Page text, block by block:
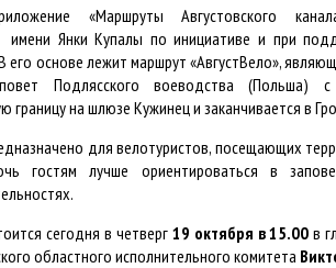
«Маршруты Августовского
имени Янки Купалы по инициативе и при
его основе лежит маршрут «АвгустВело»,
повет Подлясского воеводства
границу на шлюзе Кужинец и заканчивается в
для велотуристов, посещающих
гостям лучше ориентироваться в
сегодня в четверг 19 октября в 15.00 в
областного исполнительного комитета